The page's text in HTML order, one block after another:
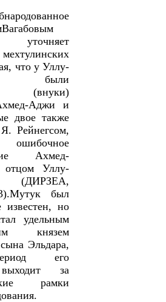
что у Уллу-
были
(внуки)
Аджи и
двое также
Рейнегсом,
ошибочное
Ахмед-
Уллу-
(ДИРЗЕА,
был
известен, но
удельным
князем
Эльдара,
его
за
рамки